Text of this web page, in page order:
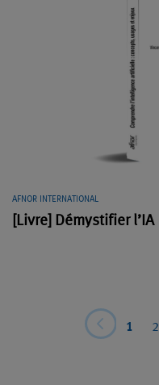
AFNOR INTERNATIONAL
[Livre] Démystifier l’IA
1 2